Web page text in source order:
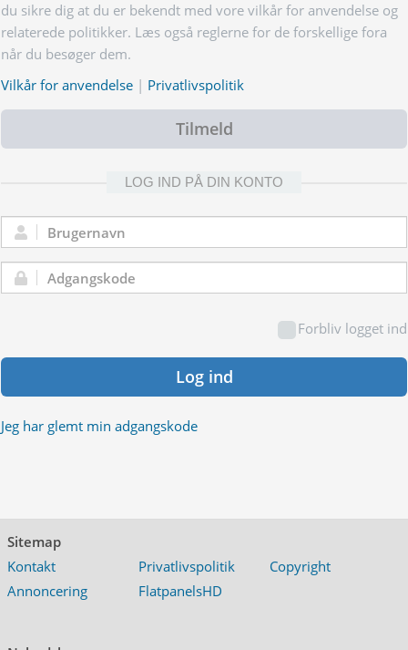
du sikre dig at du er bekendt med vore vilkår for anvendelse og
relaterede politikker. Læs også reglerne for de forskellige fora
når du besøger dem.
Vilkår for anvendelse | Privatlivspolitik
Tilmeld
LOG IND PÅ DIN KONTO
Brugernavn:
Adgangskode:
Forbliv logget ind
Log ind
Jeg har glemt min adgangskode
Sitemap
Kontakt
Privatlivspolitik
Copyright
Annoncering
FlatpanelsHD